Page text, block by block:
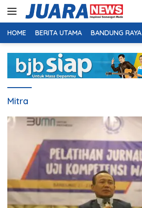
HOME BERITA UTAMA BANDUNG RAYA
Mitra